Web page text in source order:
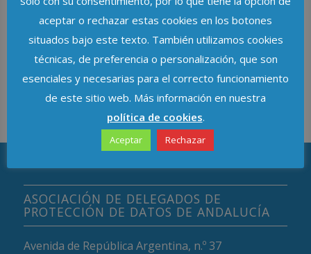
https://www.icas.es/evento/abogacia-proteccion-
datos-2021/
ASOCIACIÓN DE DELEGADOS DE
PROTECCIÓN DE DATOS DE ANDALUCÍA
Avenida de República Argentina, n.º 37
aceptar o rechazar estas cookies en los botones
situados bajo este texto. También utilizamos cookies
técnicas, de preferencia o personalización, que son
esenciales y necesarias para el correcto funcionamiento
de este sitio web. Más información en nuestra
política de cookies.
Aceptar Rechazar